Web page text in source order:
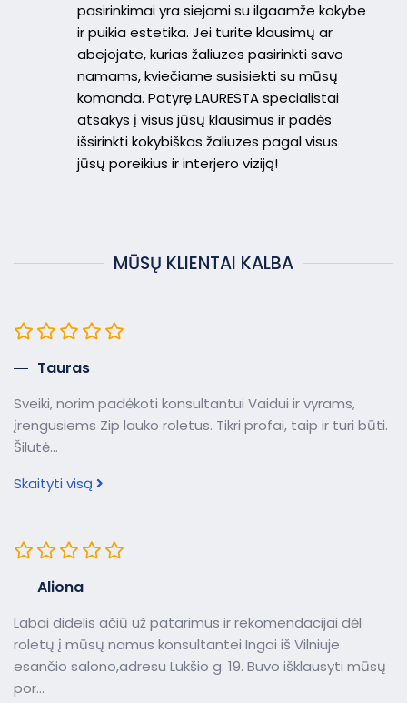
pasirinkimai yra siejami su ilgaamže kokybe
ir puikia estetika. Jei turite klausimų ar
abejojate, kurias žaliuzes pasirinkti savo
namams, kviečiame susisiekti su mūsų
komanda. Patyrę LAURESTA specialistai
atsakys į visus jūsų klausimus ir padės
išsirinkti kokybiškas žaliuzes pagal visus
jūsų poreikius ir interjero viziją!
MŪSŲ KLIENTAI KALBA
Tauras
Sveiki, norim padėkoti konsultantui Vaidui ir vyrams,
įrengusiems Zip lauko roletus. Tikri profai, taip ir turi būti.
Šilutė...
Skaityti visą
Aliona
Labai didelis ačiū už patarimus ir rekomendacijai dėl
roletų į mūsų namus konsultantei Ingai iš Vilniuje
esančio salono,adresu Lukšio g. 19. Buvo išklausyti mūsų
por...